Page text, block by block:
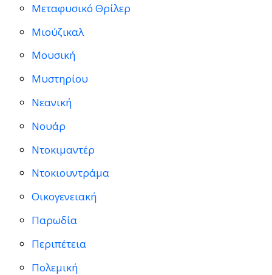
Μεταφυσικό Θρίλερ
Μιούζικαλ
Μουσική
Μυστηρίου
Νεανική
Νουάρ
Ντοκιμαντέρ
Ντοκιουντράμα
Οικογενειακή
Παρωδία
Περιπέτεια
Πολεμική